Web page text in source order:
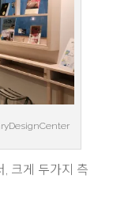
, 크게 두가지 측